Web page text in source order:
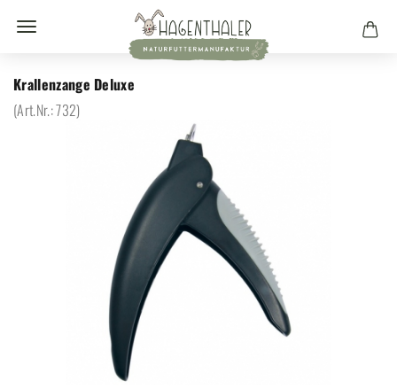
Krallenzange Deluxe
(Art.Nr.:732)